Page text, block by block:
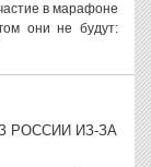
в марафоне
они не будут:
РОССИИ ИЗ-ЗА